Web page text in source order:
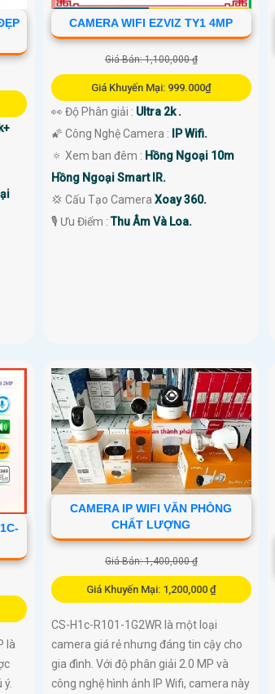
CAMERA WIFI EZVIZ TY1 4MP
Giá Bán: 1,100,000 ₫
Giá Khuyến Mại: 999.000₫
👀 Độ Phân giải : Ultra 2k .
🌠 Công Nghệ Camera :
IP Wifi.
🔅 Xem ban đêm : Hồng Ngoại 10m
Hồng Ngoại Smart IR.
💢 Cấu Tạo Camera Xoay 360.
️🎙 Ưu Điểm :Thu Âm Và Loa.
là
CAMERA IP WIFI VĂN PHÒNG
CHẤT LƯỢNG
Giá Bán: 1,400,000 ₫
Giá Khuyến Mại: 1,200,000 ₫
CS-H1c-R101-1G2WR là một loại
camera giá rẻ nhưng đáng tin cậy cho
gia đình. Với độ phân giải 2.0 MP và
công nghệ hình ảnh IP Wifi, camera này